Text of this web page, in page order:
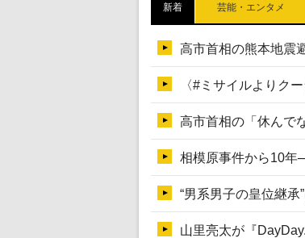
新着 芸能・エンタメ